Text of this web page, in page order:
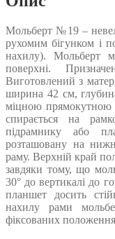
Мольберт №19 –
рухомим бігунком і
нахилу). Мольберт
поверхні.
Виготовлений з
ширина 42 см,
міцною
спирається на
підрамнику або
розташовану на
раму. Верхній край
завдяки тому, що
30° до вертикалі до
планшет досить
нахилу рами
фіксованих